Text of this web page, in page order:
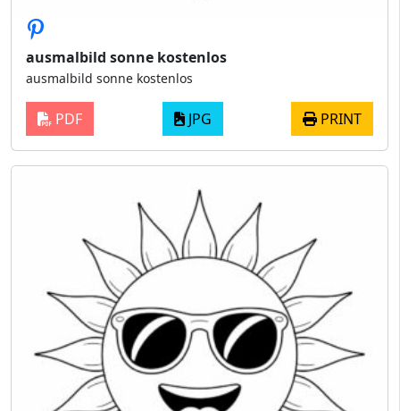
ausmalbild sonne kostenlos
ausmalbild sonne kostenlos
PDF JPG PRINT